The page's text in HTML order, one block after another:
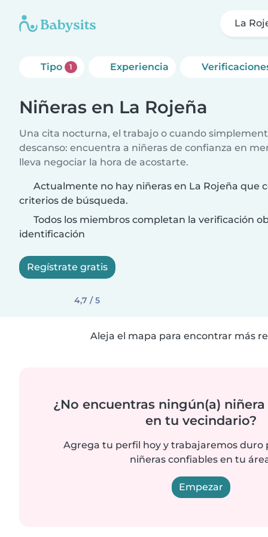
La
Tipo 1 Experiencia
Niñeras en La Rojeña
Una cita nocturna, el trabajo o cuando
descanso: encuentra a niñeras de confianza en
lleva negociar la hora de acostarte.
Actualmente no hay niñeras en La Rojeña que
criterios de búsqueda.
Todos los miembros completan la verificación
identificación
Regístrate gratis
4,7 / 5
Aleja el mapa para encontrar más
¿No encuentras ningún(a)
en tu vecindario?
Agrega tu perfil hoy y trabajaremos duro
niñeras confiables en tu
Empezar